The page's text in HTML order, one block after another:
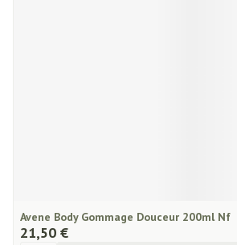
Avene Body Gommage Douceur 200ml Nf
21,50 €